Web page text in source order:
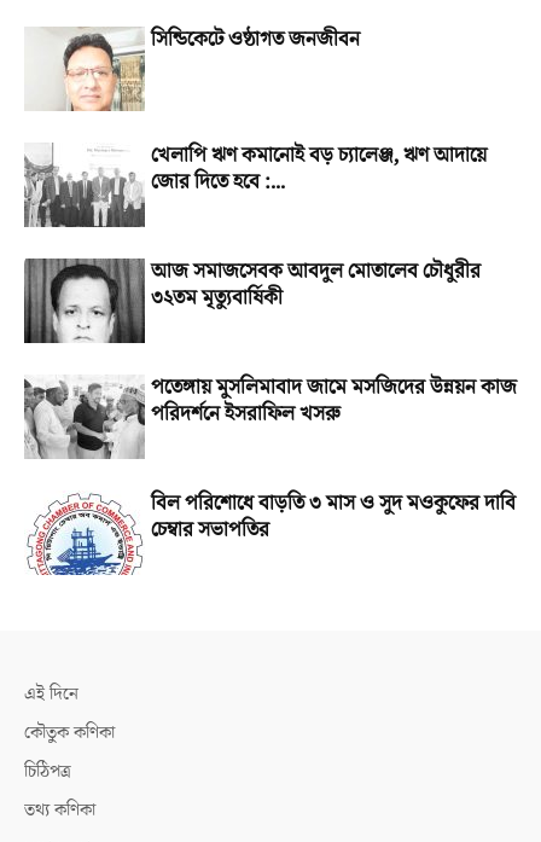
সিন্ডিকেটে ওষ্ঠাগত জনজীবন
খেলাপি ঋণ কমানোই বড় চ্যালেঞ্জ, ঋণ আদায়ে
জোর দিতে হবে :...
আজ সমাজসেবক আবদুল মোতালেব চৌধুরীর
৩২তম মৃত্যুবার্ষিকী
পতেঙ্গায় মুসলিমাবাদ জামে মসজিদের উন্নয়ন কাজ
পরিদর্শনে ইসরাফিল খসরু
বিল পরিশোধে বাড়তি ৩ মাস ও সুদ মওকুফের দাবি
চেম্বার সভাপতির
এই দিনে
কৌতুক কণিকা
চিঠিপত্র
তথ্য কণিকা